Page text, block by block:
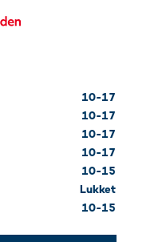
10-17
10-17
10-17
10-17
10-15
Lukket
10-15